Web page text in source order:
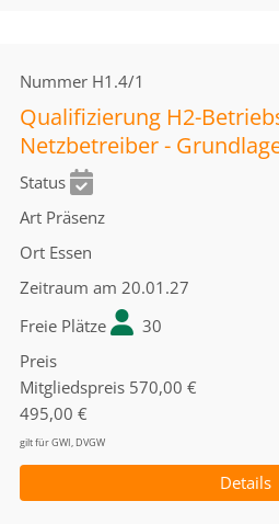
Nummer H1.4/1
Qualifizierung H2-
Netzbetreiber -
Status
Art Präsenz
Ort Essen
Zeitraum am 20.01.27
Freie Plätze
30
Preis
Mitgliedspreis 570,00 €
495,00 €
gilt für GWI, DVGW
Details